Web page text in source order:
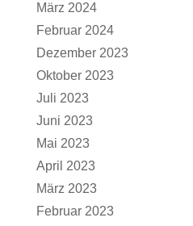
März 2024
Februar 2024
Dezember 2023
Oktober 2023
Juli 2023
Juni 2023
Mai 2023
April 2023
März 2023
Februar 2023